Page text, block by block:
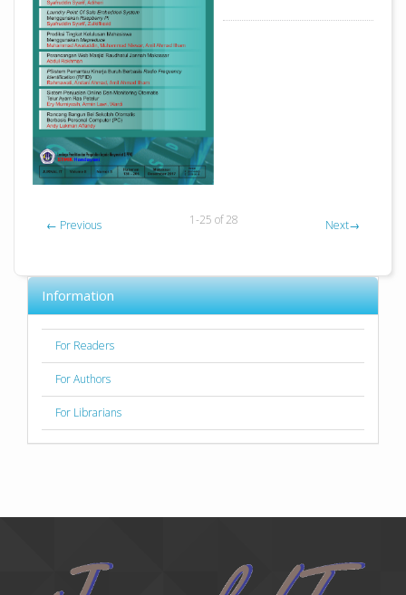
← Previous 1-25 of 28 Next→
Information
For Readers
For Authors
For Librarians